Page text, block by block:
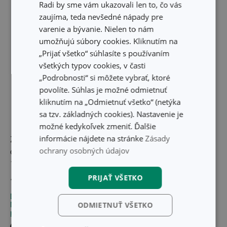
Zdravá dóza do
chladničky PURITY,
10 vajec
17,80 €
Dostupné v eshope
Môžete mať ihneď v 30
predajniach
Maselnička GrandCHEF
16,60 €
Nedostupné v eshope
Môžete mať ihneď v 14
Radi by sme vám ukazovali len to, čo vás
zaujíma, teda nevšedné nápady pre
varenie a bývanie. Nielen to nám
umožňujú súbory cookies. Kliknutím na
„Prijať všetko“ súhlasíte s používaním
všetkých typov cookies, v časti
„Podrobnosti“ si môžete vybrať, ktoré
povolíte. Súhlas je možné odmietnuť
kliknutím na „Odmietnuť všetko“ (netýka
sa tzv. základných cookies). Nastavenie je
možné kedykoľvek zmeniť. Ďalšie
informácie nájdete na stránke Zásady
ochrany osobných údajov
PRIJAŤ VŠETKO
ODMIETNUŤ VŠETKO